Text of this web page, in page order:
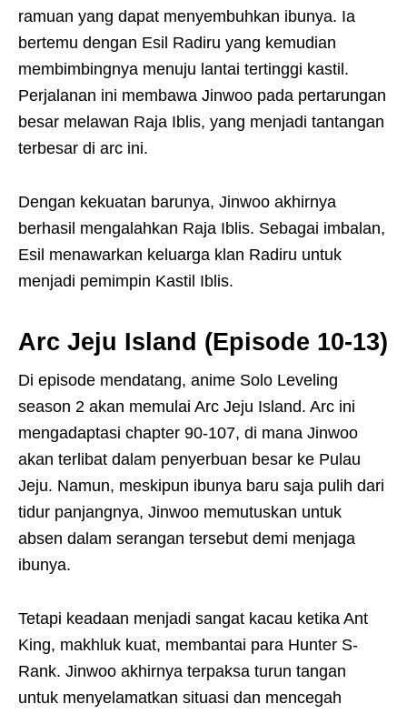
ramuan yang dapat menyembuhkan ibunya. Ia
bertemu dengan Esil Radiru yang kemudian
membimbingnya menuju lantai tertinggi kastil.
Perjalanan ini membawa Jinwoo pada pertarungan
besar melawan Raja Iblis, yang menjadi tantangan
terbesar di arc ini.
Dengan kekuatan barunya, Jinwoo akhirnya
berhasil mengalahkan Raja Iblis. Sebagai imbalan,
Esil menawarkan keluarga klan Radiru untuk
menjadi pemimpin Kastil Iblis.
Arc Jeju Island (Episode 10-13)
Di episode mendatang, anime Solo Leveling
season 2 akan memulai Arc Jeju Island. Arc ini
mengadaptasi chapter 90-107, di mana Jinwoo
akan terlibat dalam penyerbuan besar ke Pulau
Jeju. Namun, meskipun ibunya baru saja pulih dari
tidur panjangnya, Jinwoo memutuskan untuk
absen dalam serangan tersebut demi menjaga
ibunya.
Tetapi keadaan menjadi sangat kacau ketika Ant
King, makhluk kuat, membantai para Hunter S-
Rank. Jinwoo akhirnya terpaksa turun tangan
untuk menyelamatkan situasi dan mencegah